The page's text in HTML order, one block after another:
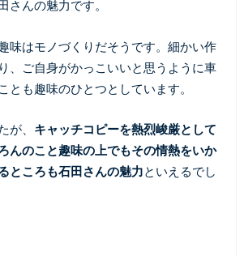
さんの魅力です。
味はモノづくりだそうです。細かい作
、ご自身がかっこいいと思うように車
とも趣味のひとつとしています。
が、 キャッチコピーを熱烈峻厳として
んのこと趣味の上でもその情熱をいか
ところも石田さんの魅力といえるでし